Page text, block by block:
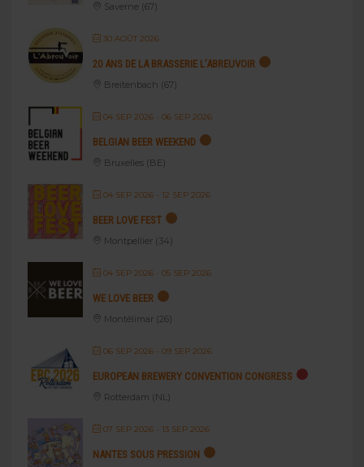
Saverne (67)
30 AOÛT 2026
20 ANS DE LA BRASSERIE L’ABREUVOIR
Breitenbach (67)
04 SEP 2026- 06 SEP 2026
BELGIAN BEER WEEKEND
Bruxelles (BE)
04 SEP 2026- 12 SEP 2026
BEER LOVE FEST
Montpellier (34)
04 SEP 2026- 05 SEP 2026
WE LOVE BEER
Montélimar (26)
06 SEP 2026- 09 SEP 2026
EUROPEAN BREWERY CONVENTION CONGRESS
Rotterdam (NL)
07 SEP 2026- 13 SEP 2026
NANTES SOUS PRESSION